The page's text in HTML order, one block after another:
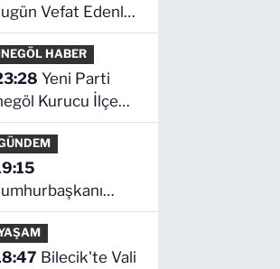
Vefat Edenler
| 05 Ağustos
Çarşamba
HABER
Yeni Parti
Kurucu İlçe
Erkan
Oldu
Türkiye'